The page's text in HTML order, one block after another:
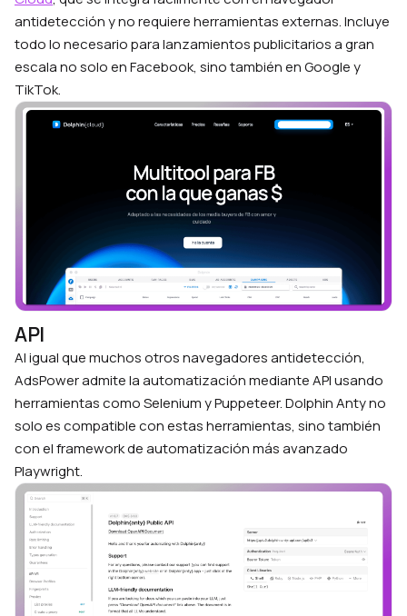
antidetección y no requiere herramientas externas. Incluye
todo lo necesario para lanzamientos publicitarios a gran
escala no solo en Facebook, sino también en Google y
TikTok.
API
Al igual que muchos otros navegadores antidetección,
AdsPower admite la automatización mediante API usando
herramientas como Selenium y Puppeteer. Dolphin Anty no
solo es compatible con estas herramientas, sino también
con el framework de automatización más avanzado
Playwright.